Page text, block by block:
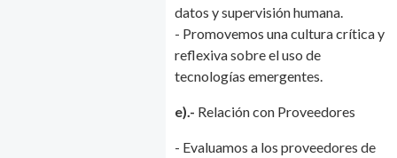
datos y supervisión humana.
- Promovemos una cultura crítica y
reflexiva sobre el uso de
tecnologías emergentes.
e).- Relación con Proveedores
- Evaluamos a los proveedores de